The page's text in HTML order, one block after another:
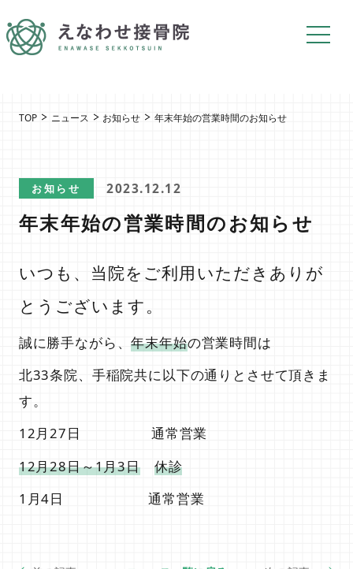
当院について
TOP ニュース お知らせ 年末年始の営業時間のお知らせ
お知らせ 2023.12.12
年末年始の営業時間のお知らせ
いつも、当院をご利用いただきありが
とうございます。
誠に勝手ながら、年末年始の営業時間は
北33条院、手稲院共に以下の通りとさせて頂きま
す。
12月27日 通常営業
12月28日～1月3日
休診
1月4日 通常営業